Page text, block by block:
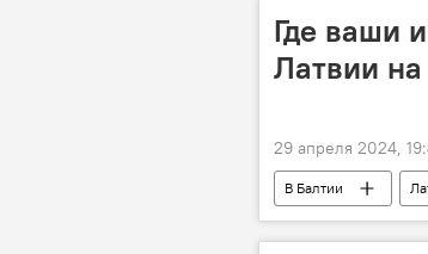
Где ваши
Латвии
29 апреля 2024,
В Балтии
иностранные